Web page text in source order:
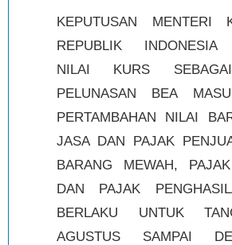
KEPUTUSAN MENTERI
REPUBLIK INDONESIA
NILAI KURS
PELUNASAN BEA
PERTAMBAHAN NILAI
JASA DAN PAJAK
BARANG MEWAH,
DAN PAJAK
BERLAKU UNTUK
AGUSTUS SAMPAI